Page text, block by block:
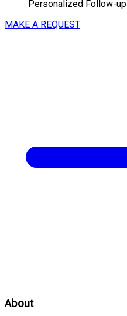
Personalized Follow-up
MAKE A REQUEST
About